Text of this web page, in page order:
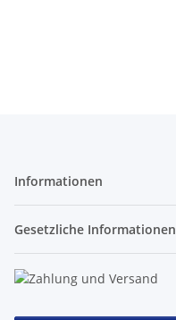
Informationen
Gesetzliche Informationen